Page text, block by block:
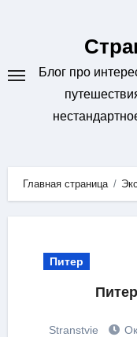
Блог про
Главная страница
Питер
Stranstvie